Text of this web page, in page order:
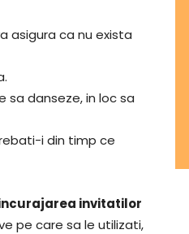
asigura ca nu exista
sa danseze, in loc sa
i din timp ce
invitatilor
pe care sa le utilizati,